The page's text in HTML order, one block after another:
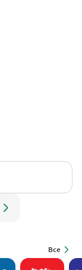
Все